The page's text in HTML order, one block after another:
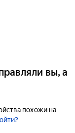
вы, а
похожи на